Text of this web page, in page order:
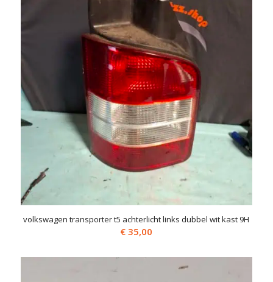
volkswagen transporter t5 achterlicht links dubbel wit kast 9H
€ 35,00